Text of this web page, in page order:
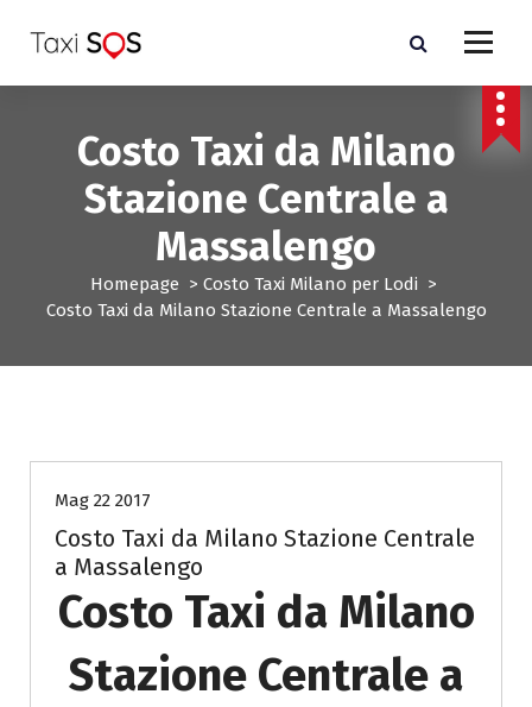
a
Costo Taxi da Milano
Stazione Centrale a
Massalengo
Homepage > Costo Taxi Milano per Lodi >
Costo Taxi da Milano Stazione Centrale a Massalengo
Mag 22 2017
Costo Taxi da Milano Stazione Centrale
a Massalengo
Costo Taxi da Milano
Stazione Centrale a